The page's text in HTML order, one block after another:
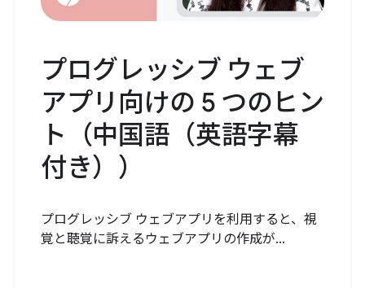
プログレッシブ ウェブ
アプリ向けの 5 つのヒン
ト（中国語（英語字幕
付き））
プログレッシブ ウェブアプリを利用すると、視
覚と聴覚に訴えるウェブアプリの作成が...